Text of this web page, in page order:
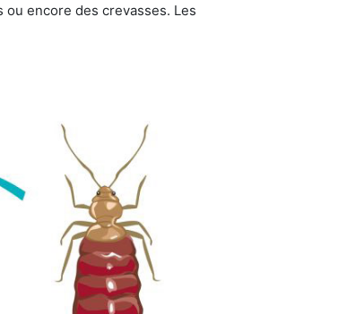
encore des crevasses. Les